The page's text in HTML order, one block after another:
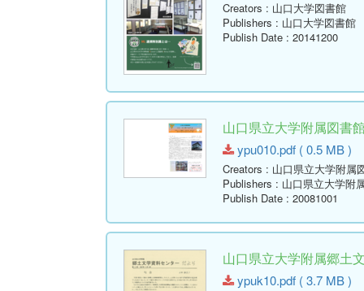
Creators : 山口大学図書館
Publishers : 山口大学図書館
Publish Date : 20141200
山口県立大学附属図書
ypu010.pdf ( 0.5 MB )
Creators : 山口県立大学附属
Publishers : 山口県立大学附
Publish Date : 20081001
山口県立大学附属郷土
ypuk10.pdf ( 3.7 MB )